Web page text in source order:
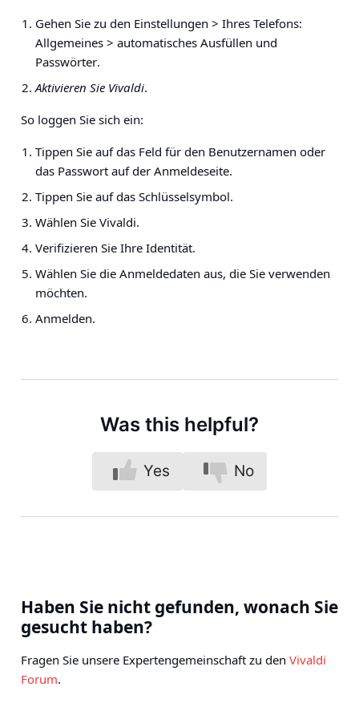
Gehen Sie zu den Einstellungen > Ihres Telefons:
Allgemeines > automatisches Ausfüllen und
Passwörter.
Aktivieren Sie Vivaldi.
So loggen Sie sich ein:
Tippen Sie auf das Feld für den Benutzernamen oder
das Passwort auf der Anmeldeseite.
Tippen Sie auf das Schlüsselsymbol.
Wählen Sie Vivaldi.
Verifizieren Sie Ihre Identität.
Wählen Sie die Anmeldedaten aus, die Sie verwenden
möchten.
Anmelden.
Was this helpful?
Yes No
Haben Sie nicht gefunden, wonach Sie
gesucht haben?
Fragen Sie unsere Expertengemeinschaft zu den Vivaldi
Forum.